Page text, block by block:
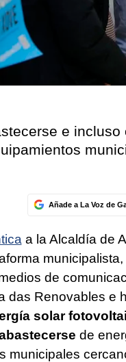
e
Añade a La Voz de
a la Alcaldía de
de
das Renovables e
solar
de
municipales